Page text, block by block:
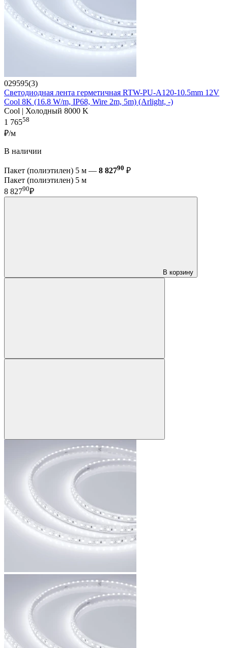
029595(3)
Светодиодная лента герметичная RTW-PU-A120-10.5mm 12V
Cool 8K (16.8 W/m, IP68, Wire 2m, 5m) (Arlight, -)
Cool | Холодный 8000 K
1 76558
₽/м
В наличии
Пакет (полиэтилен) 5 м — 8 82790 ₽
Пакет (полиэтилен) 5 м
8 82790₽
В корзину